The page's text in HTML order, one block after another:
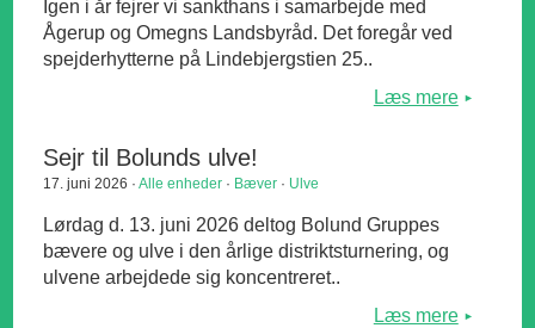
Igen i år fejrer vi sankthans i samarbejde med
Ågerup og Omegns Landsbyråd. Det foregår ved
spejderhytterne på Lindebjergstien 25..
Læs mere
Sejr til Bolunds ulve!
17. juni 2026 ·Alle enheder · Bæver · Ulve
Lørdag d. 13. juni 2026 deltog Bolund Gruppes
bævere og ulve i den årlige distriktsturnering, og
ulvene arbejdede sig koncentreret..
Læs mere